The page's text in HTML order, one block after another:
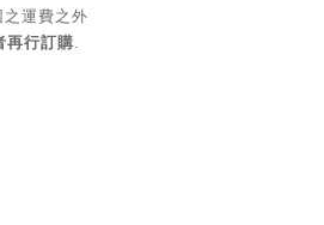
運費之外
再行訂購.